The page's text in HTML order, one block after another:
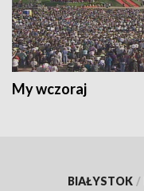
My wczoraj
BIAŁYSTOK /